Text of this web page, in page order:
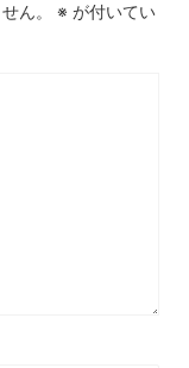
ん。 ※ が付いてい